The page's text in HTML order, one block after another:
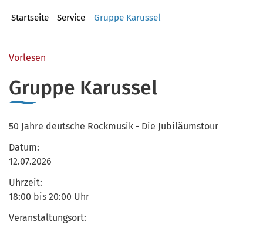
Startseite Service Gruppe Karussel
Vorlesen
Gruppe Karussel
50 Jahre deutsche Rockmusik - Die Jubiläumstour
Datum:
12.07.2026
Uhrzeit:
18:00 bis 20:00 Uhr
Veranstaltungsort: